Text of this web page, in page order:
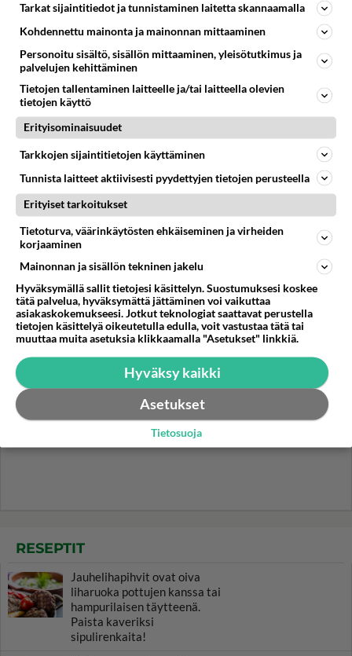
Tiesitkö? Martina Aitolehden
laulaja
Luetuimmat: Aarne Pelkonen
ja Noora Louhimo vihdoinkin
yhdessä - Tätä moni jo odotti
Danny, 83, teki yllättävän
Helmi Loukasmäki?
Kun yksi kauhallinen ei riitä...
Tämä helppo arkiruoka ei jää
syömättä!
RESEPTIT
Jauhelihapihvit ovat oiva
liharuoka pottujen kanssa tai
hampurilaisen täytteenä.
Paista kaveriksi
sipulirenkaita!
Tarkat sijaintitiedot ja tunnistaminen laitetta skannaamalla
Kohdennettu mainonta ja mainonnan mittaaminen
Personoitu sisältö, sisällön mittaaminen, yleisötutkimus ja
palvelujen kehittäminen
Tietojen tallentaminen laitteelle ja/tai laitteella olevien
tietojen käyttö
Erityisominaisuudet
Tarkkojen sijaintitietojen käyttäminen
Tunnista laitteet aktiivisesti pyydettyjen tietojen perusteella
Erityiset tarkoitukset
Tietoturva, väärinkäytösten ehkäiseminen ja virheiden
korjaaminen
Mainonnan ja sisällön tekninen jakelu
Hyväksymällä sallit tietojesi käsittelyn. Suostumuksesi koskee
tätä palvelua, hyväksymättä jättäminen voi vaikuttaa
asiakaskokemukseesi. Jotkut teknologiat saattavat perustella
tietojen käsittelyä oikeutetulla edulla, voit vastustaa tätä tai
muuttaa muita asetuksia klikkaamalla "Asetukset" linkkiä.
Hyväksy kaikki
Asetukset
Tietosuoja